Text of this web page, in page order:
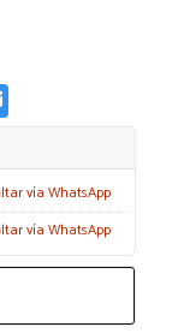
vía WhatsApp
vía WhatsApp